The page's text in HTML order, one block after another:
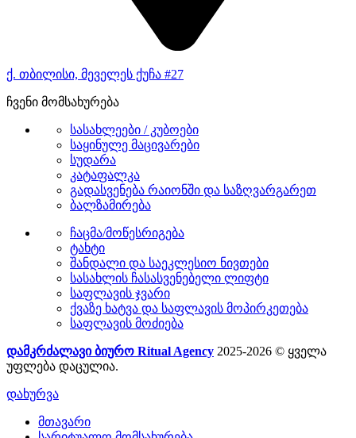
ქ. თბილისი, მეველეს ქუჩა #27
ჩვენი მომსახურება
სასახლეები / კუბოები
საყინულე მაცივარები
სუდარა
კატაფალკა
გადასვენება რაიონში და საზღვარგარეთ
ბალზამირება
ჩაცმა/მოწესრიგება
ტახტი
შანდალი და საეკლესიო ნივთები
სასახლის ჩასასვენებელი ლიფტი
საფლავის ჯვარი
ქვაზე ხატვა და საფლავის მოპირკეთება
საფლავის მოძიება
დამკრძალავი ბიურო Ritual Agency 2025-2026 © ყველა
უფლება დაცულია.
დახურვა
მთავარი